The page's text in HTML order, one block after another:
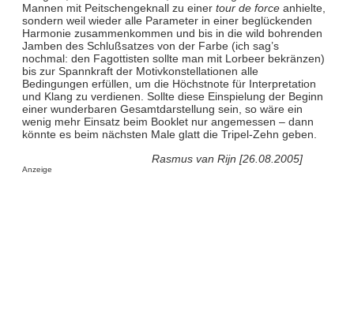
Mannen mit Peitschengeknall zu einer tour de force anhielte,
sondern weil wieder alle Parameter in einer beglückenden
Harmonie zusammenkommen und bis in die wild bohrenden
Jamben des Schlußsatzes von der Farbe (ich sag’s
nochmal: den Fagottisten sollte man mit Lorbeer bekränzen)
bis zur Spannkraft der Motivkonstellationen alle
Bedingungen erfüllen, um die Höchstnote für Interpretation
und Klang zu verdienen. Sollte diese Einspielung der Beginn
einer wunderbaren Gesamtdarstellung sein, so wäre ein
wenig mehr Einsatz beim Booklet nur angemessen – dann
könnte es beim nächsten Male glatt die Tripel-Zehn geben.
Rasmus van Rijn [26.08.2005]
Anzeige